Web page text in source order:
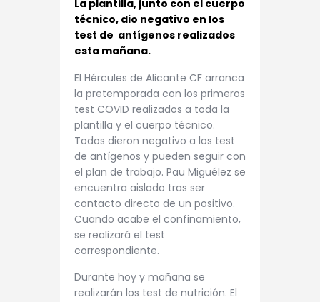
La plantilla, junto con el cuerpo
técnico, dio negativo en los
test de antígenos realizados
esta mañana.
El Hércules de Alicante CF arranca
la pretemporada con los primeros
test COVID realizados a toda la
plantilla y el cuerpo técnico.
Todos dieron negativo a los test
de antígenos y pueden seguir con
el plan de trabajo. Pau Miguélez se
encuentra aislado tras ser
contacto directo de un positivo.
Cuando acabe el confinamiento,
se realizará el test
correspondiente.
Durante hoy y mañana se
realizarán los test de nutrición. El